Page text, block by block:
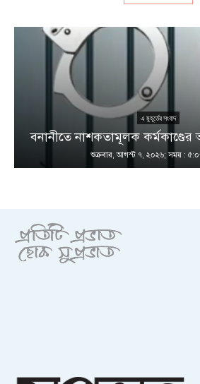
এ মুহূর্তের সংবাদ
বনানীতে নাশকতামূলক
শুক্রবার, আগস্ট ৭, ২০২৬; সময় :